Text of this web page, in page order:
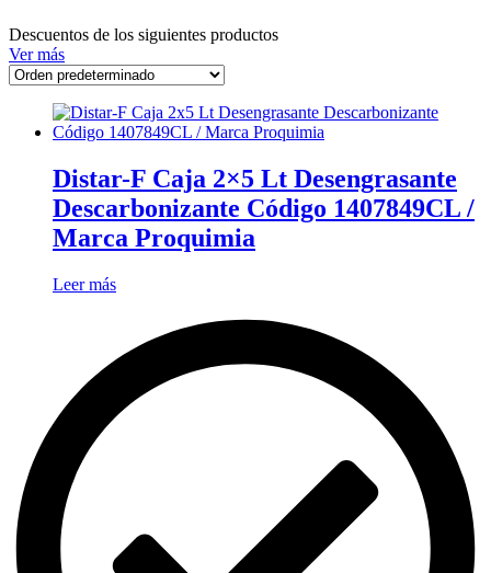
Descuentos de los siguientes productos
Ver más
Distar-F Caja 2×5 Lt Desengrasante
Descarbonizante Código 1407849CL /
Marca Proquimia
Leer más